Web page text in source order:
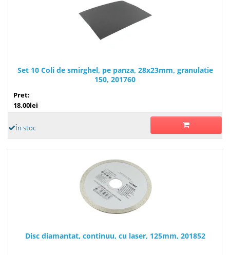
Set 10 Coli de smirghel, pe panza, 28x23mm, granulatie
150, 201760
Pret:
18,00lei
În stoc
Disc diamantat, continuu, cu laser, 125mm, 201852